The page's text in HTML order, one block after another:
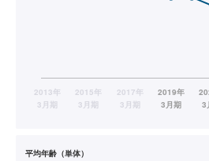
平均年齢（単体）